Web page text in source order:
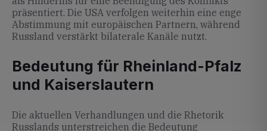
präsentiert. Die USA verfolgen weiterhin eine enge
Abstimmung mit europäischen Partnern, während
Russland verstärkt bilaterale Kanäle nutzt.
Bedeutung für Rheinland-Pfalz
und Kaiserslautern
Die aktuellen Verhandlungen und die Rhetorik
Russlands unterstreichen die Bedeutung